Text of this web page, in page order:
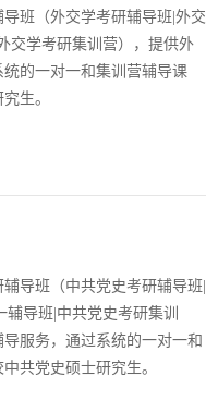
班（外交学考研辅导班|外交
交学考研集训营），提供外
的一对一和集训营辅导课
生。
导班（中共党史考研辅导班|
导班|中共党史考研集训
服务，通过系统的一对一和
共党史硕士研究生。